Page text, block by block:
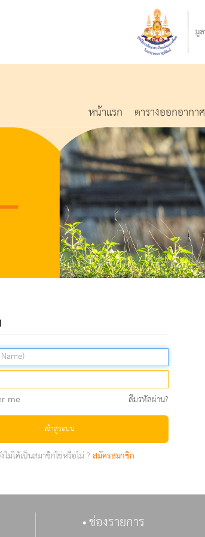
หน้าแรก ตารางออกอากาศ
me ลืมรหัสผ่าน?
เข้าสู่ระบบ
ม่ได้เป็นสมาชิกใช่หรือไม่ ?สมัครสมาชิก
ช่องรายการ